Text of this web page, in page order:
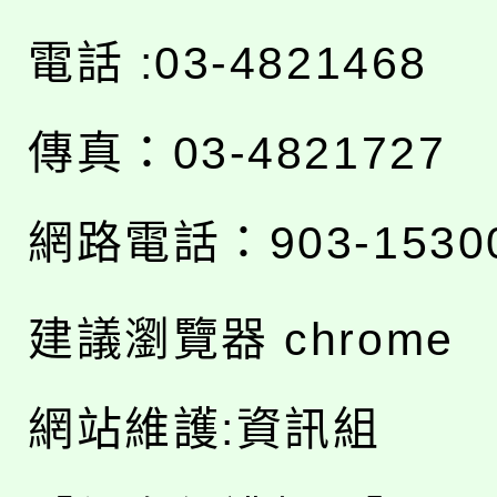
電話 :03-4821468
傳真：03-4821727
網路電話：903-
建議瀏覽器 chrome
網站維護:資訊組